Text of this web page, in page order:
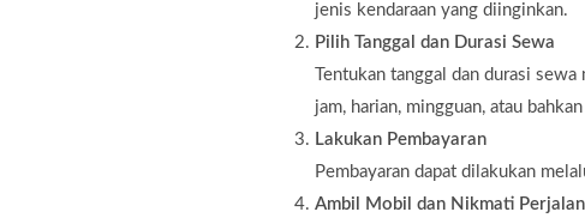
jenis kendaraan yang diinginkan.
Pilih Tanggal dan Durasi Sewa
Tentukan tanggal dan durasi
jam, harian, mingguan, atau
Lakukan Pembayaran
Pembayaran dapat dilakukan
Ambil Mobil dan Nikmati